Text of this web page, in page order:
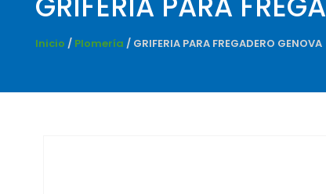
Inicio / Plomería / GRIFERIA PARA FREGADERO GENOVA